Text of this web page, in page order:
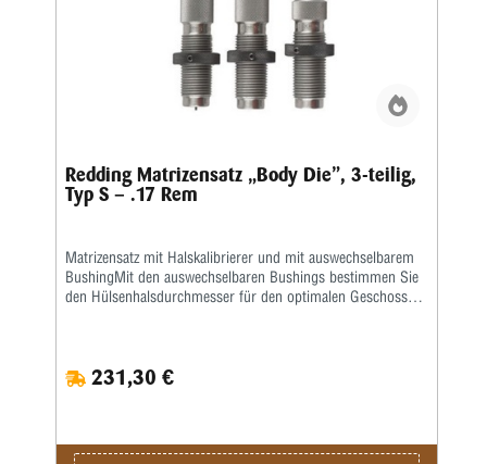
Redding Matrizensatz „Body Die”, 3-teilig,
Typ S – .17 Rem
Matrizensatz mit Halskalibrierer und mit auswechselbarem
BushingMit den auswechselbaren Bushings bestimmen Sie
den Hülsenhalsdurchmesser für den optimalen Geschosssitz
Body Die- Standard-SetzmatrizeDie Bushings sind nicht im
Satz enthalten, bitte extra ordern.
231,30 €